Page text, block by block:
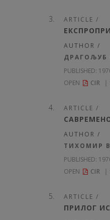
ARTICLE /
AUTHOR /
ДРАГОЉУБ
PUBLISHED:
OPEN
CIR
ARTICLE /
AUTHOR /
ТИХОМИР
PUBLISHED:
OPEN
CIR
ARTICLE /
ПРИЛОГ